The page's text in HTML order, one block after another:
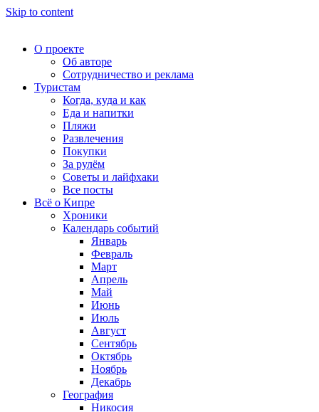
Skip to content
О проекте
Об авторе
Сотрудничество и реклама
Туристам
Когда, куда и как
Еда и напитки
Пляжи
Развлечения
Покупки
За рулём
Советы и лайфхаки
Все посты
Всё о Кипре
Хроники
Календарь событий
Январь
Февраль
Март
Апрель
Май
Июнь
Июль
Август
Сентябрь
Октябрь
Ноябрь
Декабрь
География
Никосия